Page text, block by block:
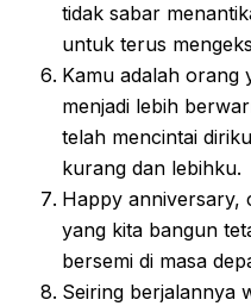
tidak sabar
untuk terus
Kamu adalah orang
menjadi lebih
telah mencintai
kurang dan lebihku.
Happy anniversary,
yang kita bangun
bersemi di masa
Seiring berjalannya